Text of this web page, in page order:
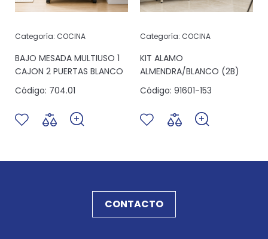
Categoría: COCINA
BAJO MESADA MULTIUSO 1
CAJON 2 PUERTAS BLANCO
Código: 704.01
Categoría: COCINA
KIT ALAMO
ALMENDRA/BLANCO (2B)
Código: 91601-153
CONTACTO